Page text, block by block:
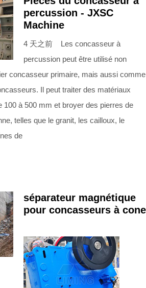
percussion - JXSC
Machine
4 天之前 Les concasseur à
percussion peut être utilisé non
concasseur primaire, mais aussi comme
Il peut traiter des matériaux
100 à 500 mm et broyer des pierres de
telles que le granit, les cailloux, le
de
séparateur magnétique
pour concasseurs à cone